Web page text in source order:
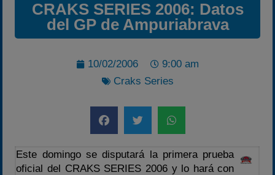
Temporadas anteriores
CRAKS SERIES 2006: Datos
del GP de Ampuriabrava
10/02/2006
9:00 am
Craks Series
Este domingo se disputará la primera prueba
oficial del CRAKS SERIES 2006 y lo hará con